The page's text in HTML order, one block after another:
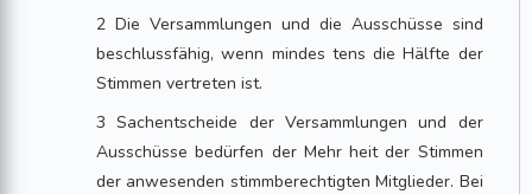
2 Die Versammlungen und die Ausschüsse sind
beschlussfähig, wenn mindes tens die Hälfte der
Stimmen vertreten ist.
3 Sachentscheide der Versammlungen und der
Ausschüsse bedürfen der Mehr heit der Stimmen
der anwesenden stimmberechtigten Mitglieder. Bei